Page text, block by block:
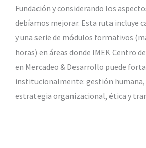
Fundación y considerando los
debíamos mejorar. Esta ruta incluye
y una serie de módulos formativos
horas) en áreas donde IMEK Centro
en Mercadeo & Desarrollo puede
institucionalmente: gestión humana,
estrategia organizacional, ética y